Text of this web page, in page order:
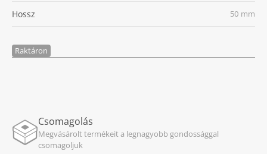
Hossz 50 mm
Raktáron
Csomagolás
Megvásárolt termékeit a legnagyobb gondossággal
csomagoljuk